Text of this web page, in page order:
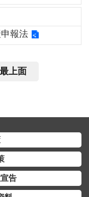
報法
上面
告